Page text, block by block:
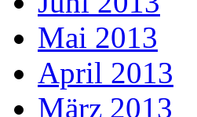
Mai 2013
April 2013
März 2013